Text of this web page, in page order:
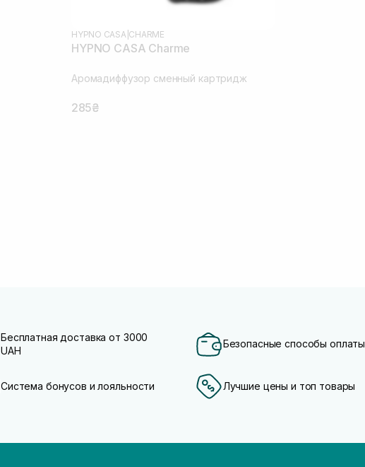
HYPNO CASA CHARME
HYPNO CASA Charme
Аромадиффузор сменный картридж
285₴
Бесплатная доставка от 3000
UAH
Безопасные способы оплаты
Система бонусов и лояльности Лучшие цены и топ товары